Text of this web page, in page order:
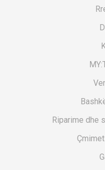
Riparime dhe